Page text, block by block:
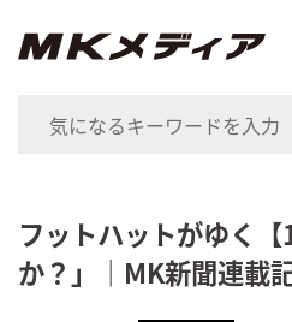
フットハットがゆく
か？」｜MK新聞連載